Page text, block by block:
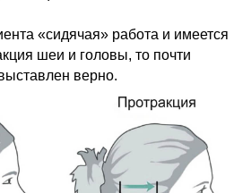
«сидячая» работа и имеется
шеи и головы, то почти
верно.